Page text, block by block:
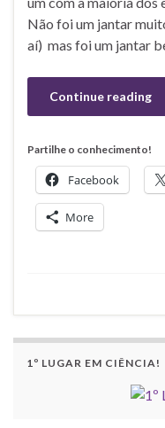
Não foi um jantar
aí) mas foi um jantar
Continue reading
Partilhe o conhecimento!
Facebook
More
1º LUGAR EM CIÊNCIA!